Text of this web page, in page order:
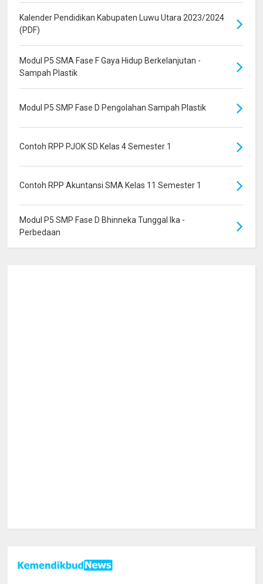
Kalender Pendidikan Kabupaten Luwu Utara 2023/2024
(PDF)
Modul P5 SMA Fase F Gaya Hidup Berkelanjutan -
Sampah Plastik
Modul P5 SMP Fase D Pengolahan Sampah Plastik
Contoh RPP PJOK SD Kelas 4 Semester 1
Contoh RPP Akuntansi SMA Kelas 11 Semester 1
Modul P5 SMP Fase D Bhinneka Tunggal Ika -
Perbedaan